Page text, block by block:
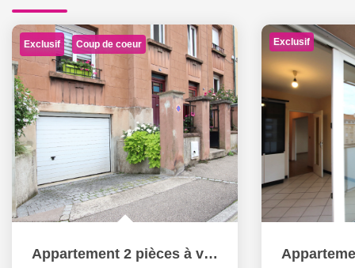
Exclusif Coup de coeur
Appartement 2 pièces à vendre en dernier étage à...
Exclusif